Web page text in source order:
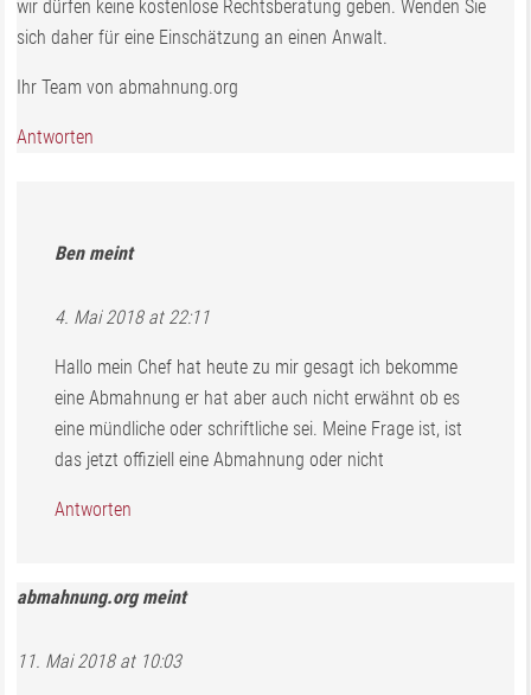
wir dürfen keine kostenlose Rechtsberatung geben. Wenden Sie
sich daher für eine Einschätzung an einen Anwalt.
Ihr Team von abmahnung.org
Antworten
Ben meint
4. Mai 2018 at 22:11
Hallo mein Chef hat heute zu mir gesagt ich bekomme
eine Abmahnung er hat aber auch nicht erwähnt ob es
eine mündliche oder schriftliche sei. Meine Frage ist, ist
das jetzt offiziell eine Abmahnung oder nicht
Antworten
abmahnung.orgmeint
11. Mai 2018 at 10:03